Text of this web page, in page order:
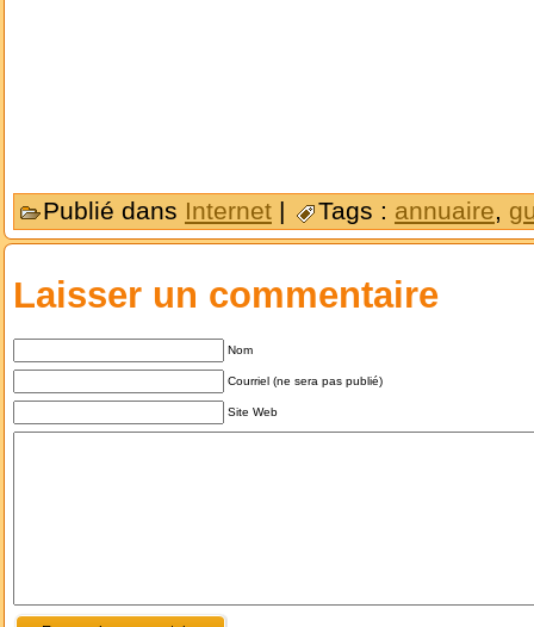
Publié dans Internet | Tags : annuaire,
Laisser un commentaire
Nom
Courriel (ne sera pas publié)
Site Web